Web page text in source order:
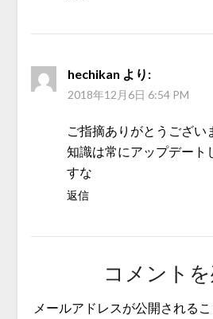
hechikan より:
2018年12月6日 6:54 PM
ご指摘ありがとうござい
知識は常にアップデート
すな
返信
コメント
メールアドレスが公開されるこ